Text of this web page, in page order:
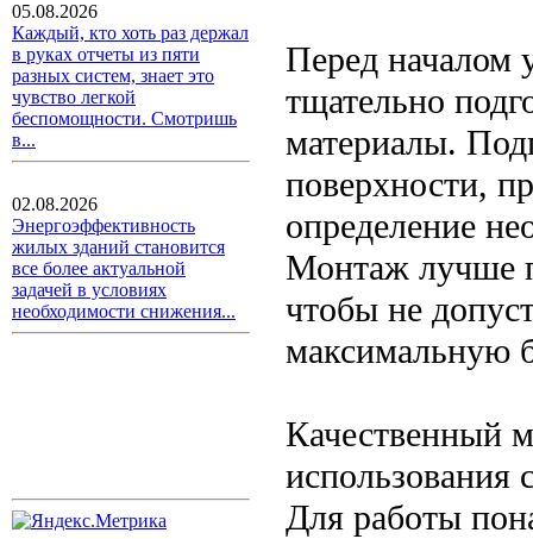
05.08.2026
Каждый, кто хоть раз держал
в руках отчеты из пяти
разных систем, знает это
чувство легкой
беспомощности. Смотришь
в...
02.08.2026
Энергоэффективность
жилых зданий становится
все более актуальной
задачей в условиях
необходимости снижения...
Перед началом
тщательно
материалы.
поверхности,
определение
Монтаж лучше
чтобы не
максимальную
Качественный
использования
Для работы